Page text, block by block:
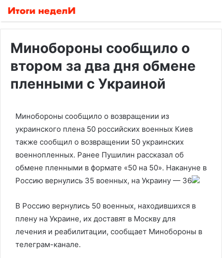
Минобороны сообщило о
втором за два дня обмене
пленными с Украиной
Минобороны сообщило о возвращении из
украинского плена 50 российских военных Киев
также сообщил о возвращении 50 украинских
военнопленных. Ранее Пушилин рассказал об
обмене пленными в формате «50 на 50». Накануне в
Россию вернулись 35 военных, на Украину — 36
В Россию вернулись 50 военных, находившихся в
плену на Украине, их доставят в Москву для
лечения и реабилитации, сообщает Минобороны в
телеграм-канале.